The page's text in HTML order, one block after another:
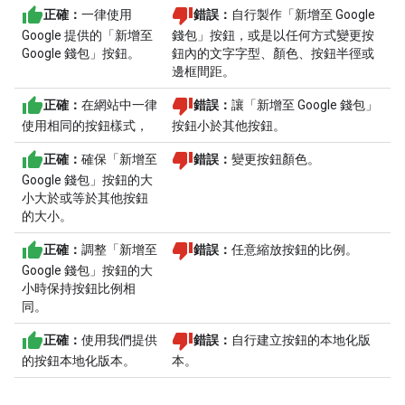
正確： 一律使用
Google 提供的「新增至
Google 錢包」 按鈕。
錯誤： 自行製作「新增至 Google
錢包」按鈕，或是以任何方式變更按
鈕內的文字字型、顏色、按鈕半徑或
邊框間距。
正確： 在網站中一律
使用相同的按鈕樣式，
錯誤： 讓「新增至 Google 錢包」
按鈕小於其他按鈕。
正確： 確保「新增至
Google 錢包」按鈕的大
小大於或等於其他按鈕
的大小。
錯誤： 變更按鈕顏色。
正確： 調整「新增至
Google 錢包」按鈕的大
小時保持按鈕比例相
同。
錯誤： 任意縮放按鈕的比例。
正確： 使用我們提供
的按鈕本地化版本。
錯誤： 自行建立按鈕的本地化版
本。